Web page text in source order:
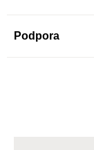
Podpora